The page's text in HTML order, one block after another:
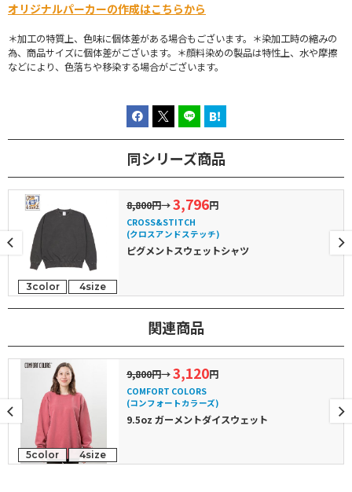
オリジナルパーカーの作成はこちらから
＊加工の特質上、色味に個体差がある場合もございます。＊染加工時の縮みの
為、商品サイズに個体差がございます。＊顔料染めの製品は特性上、水や摩擦
などにより、色落ちや移染する場合がございます。
同シリーズ商品
3color 4size
8,800円→3,796円
CROSS&STITCH
(クロスアンドステッチ)
ピグメントスウェットシャツ
関連商品
5color 4size
9,800円→3,120円
COMFORT COLORS
(コンフォートカラーズ)
9.5oz ガーメントダイスウェット